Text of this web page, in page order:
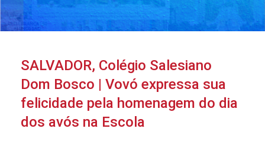
SALVADOR, Colégio Salesiano
Dom Bosco | Vovó expressa sua
felicidade pela homenagem do dia
dos avós na Escola